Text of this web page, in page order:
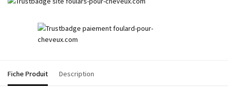
Fiche Produit Description